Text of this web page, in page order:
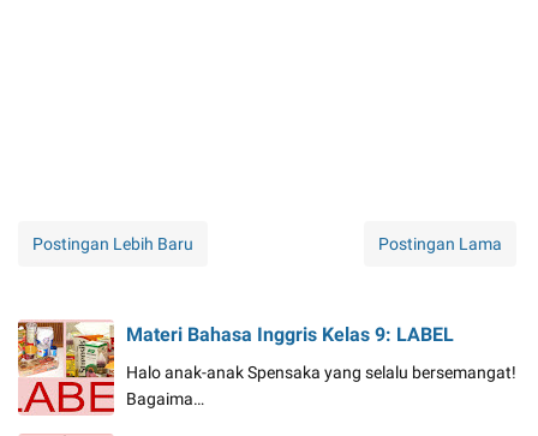
Postingan Lebih Baru Postingan Lama
Materi Bahasa Inggris Kelas 9: LABEL
Halo anak-anak Spensaka yang selalu bersemangat!
Bagaima…